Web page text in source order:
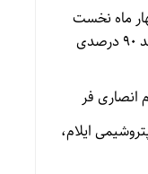
ماه نخست
امسال از ۱۴.۵ همت گذشت/ رشد ۹۰ درصدی
انصاری فر
ایلام،